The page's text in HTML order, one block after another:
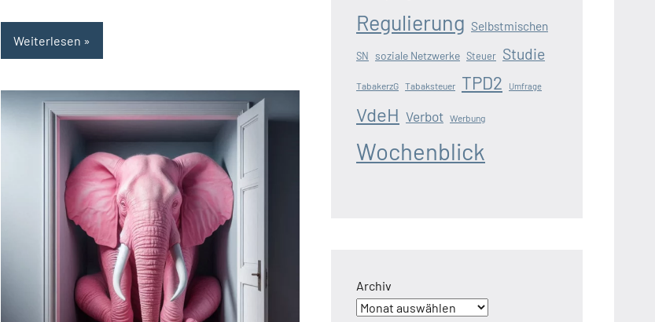
Weiterlesen
Regulierung Selbstmischen
SN soziale Netzwerke Steuer Studie
TabakerzG Tabaksteuer TPD2 Umfrage
VdeH Verbot Werbung
Wochenblick
Archiv